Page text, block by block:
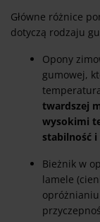
Główne różnice
dotyczą rodzaju
Opony
gumowej,
twardszej
wysokimi
stabilność i
Bieżnik w
lamele